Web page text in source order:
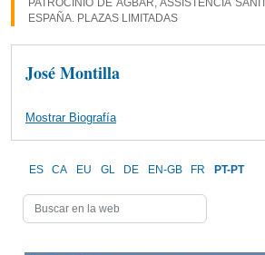
PATROCINIO DE AGBAR, ASSISTÈNCIA
ESPAÑA. PLAZAS LIMITADAS
José Montilla
Mostrar Biografía
ES CA EU GL DE EN-GB FR PT-PT